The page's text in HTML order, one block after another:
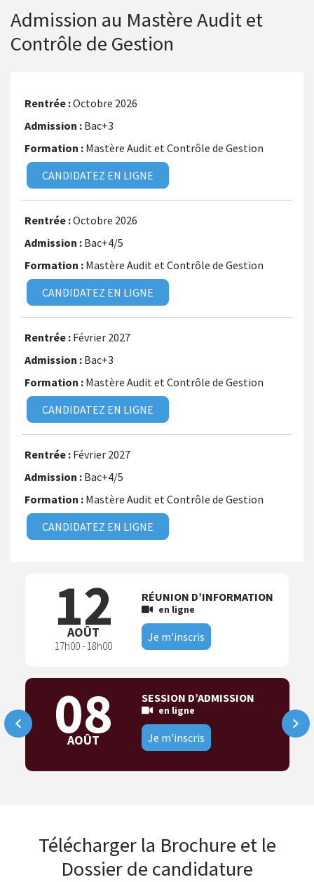
Admission au Mastère Audit et
Contrôle de Gestion
Octobre 2026
Bac+3
Mastère Audit et Contrôle de Gestion
CANDIDATEZ EN LIGNE
Octobre 2026
Bac+4/5
Mastère Audit et Contrôle de Gestion
CANDIDATEZ EN LIGNE
Février 2027
Bac+3
Mastère Audit et Contrôle de Gestion
CANDIDATEZ EN LIGNE
Février 2027
Bac+4/5
Mastère Audit et Contrôle de Gestion
CANDIDATEZ EN LIGNE
12
AOÛT
17h00 - 18h00
RÉUNION D’INFORMATION
en ligne
Je m'inscris
08
AOÛT
SESSION D’ADMISSION
en ligne
Je m'inscris
Télécharger la Brochure et le
Dossier de candidature